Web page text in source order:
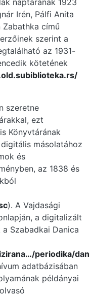
Irén, Pálfi Anita
Zabathka című
szerint a
az 1931-
kötetének
szeretne
ezt
Könyvtárának
másolatához
és
az 1838 és
). A Vajdasági
a digitalizált
Szabadkai Danica
periodika/
adatbázisában
példányai